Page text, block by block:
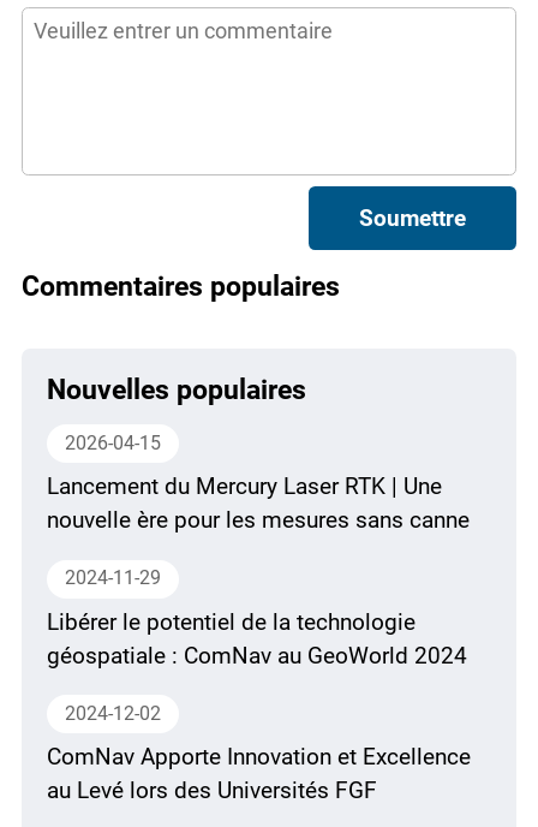
Soumettre
Commentaires populaires
Nouvelles populaires
2026-04-15
Lancement du Mercury Laser RTK | Une
nouvelle ère pour les mesures sans canne
2024-11-29
Libérer le potentiel de la technologie
géospatiale : ComNav au GeoWorld 2024
2024-12-02
ComNav Apporte Innovation et Excellence
au Levé lors des Universités FGF